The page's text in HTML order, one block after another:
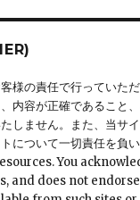
様の責任で行っていた
内容が正確であること
しません。また、当サ
トについて一切責任
You
and does not